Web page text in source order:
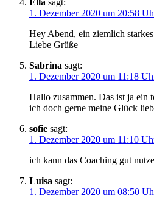
Ella sagt:
1. Dezember 2020 um 20:58
Hey Abend, ein ziemlich
Liebe Grüße
Sabrina sagt:
1. Dezember 2020 um 11:18
Hallo zusammen. Das ist ja ein
ich doch gerne meine Glück
sofie sagt:
1. Dezember 2020 um 11:10
ich kann das Coaching gut
Luisa sagt:
1. Dezember 2020 um 08:50